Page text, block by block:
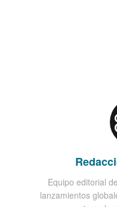
Equipo editorial
lanzamientos